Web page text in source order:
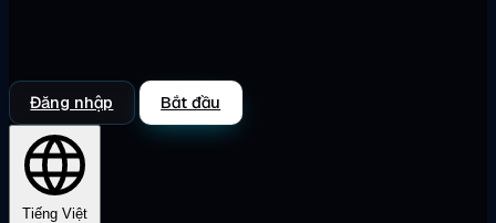
Đăng nhập Bắt đầu
Tiếng Việt